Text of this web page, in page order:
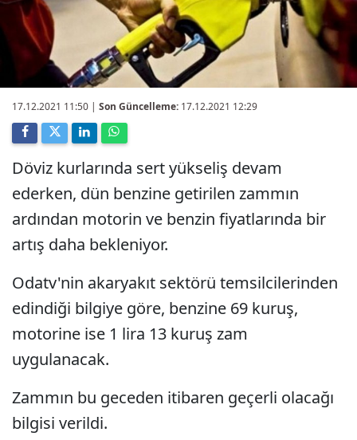
17.12.2021 11:50 | Son Güncelleme: 17.12.2021 12:29
Döviz kurlarında sert yükseliş devam
ederken, dün benzine getirilen zammın
ardından motorin ve benzin fiyatlarında bir
artış daha bekleniyor.
Odatv'nin akaryakıt sektörü temsilcilerinden
edindiği bilgiye göre, benzine 69 kuruş,
motorine ise 1 lira 13 kuruş zam
uygulanacak.
Zammın bu geceden itibaren geçerli olacağı
bilgisi verildi.